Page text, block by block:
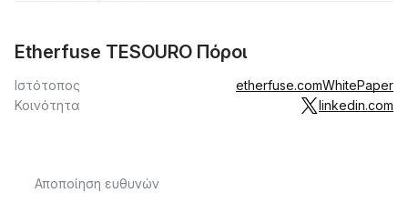
Etherfuse TESOURO Πόροι
Ιστότοπος etherfuse.comWhitePaper
Κοινότητα
linkedin.com
Αποποίηση ευθυνών